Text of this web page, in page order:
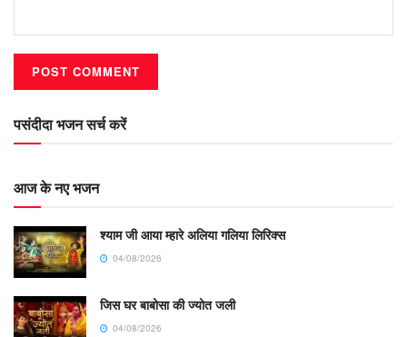
पसंदीदा भजन सर्च करें
आज के नए भजन
श्याम जी आया म्हारे अलिया गलिया लिरिक्स
04/08/2026
जिस घर बाबोसा की ज्योत जली
04/08/2026